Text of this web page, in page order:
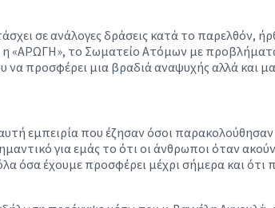
σε ανάλογες δράσεις κατά το παρελθόν,
η «ΑΡΩΓΗ», το Σωματείο Ατόμων με
προσφέρει μια βραδιά αναψυχής αλλά και
εμπειρία που έζησαν όσοι
για εμάς το ότι οι άνθρωποι όταν
όσα έχουμε προσφέρει μέχρι σήμερα και